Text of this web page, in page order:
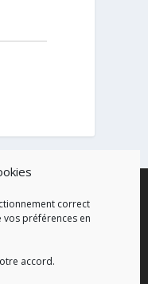
correct
préférences en
accord.